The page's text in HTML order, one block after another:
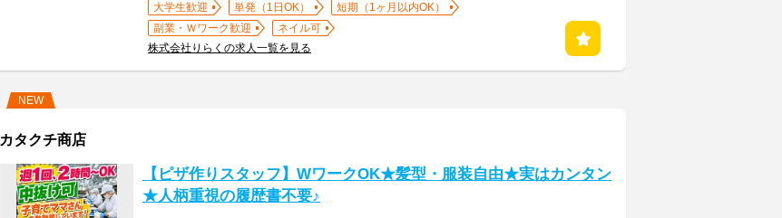
大学生歓迎 単発（1日OK）
短期（1ヶ月以内OK）
副業・Ｗワーク歓迎
ネイル可
株式会社りらくの求人一覧を見る
NEW
カタクチ商店
【ピザ作りスタッフ】WワークOK★髪型・服装自由★実はカンタン
★人柄重視の履歴書不要♪